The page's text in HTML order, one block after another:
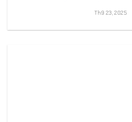
Th9 23, 2025